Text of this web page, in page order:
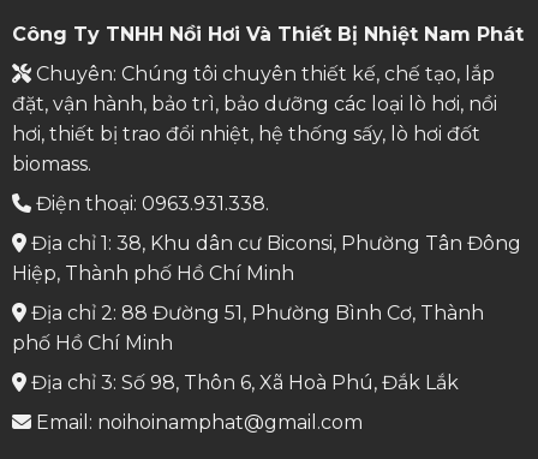
Công Ty TNHH Nồi Hơi Và Thiết Bị Nhiệt Nam Phát
Chuyên: Chúng tôi chuyên thiết kế, chế tạo, lắp
đặt, vận hành, bảo trì, bảo dưỡng các loại lò hơi, nồi
hơi, thiết bị trao đổi nhiệt, hệ thống sấy, lò hơi đốt
biomass.
Điện thoại: 0963.931.338.
Địa chỉ 1: 38, Khu dân cư Biconsi, Phường Tân Đông
Hiệp, Thành phố Hồ Chí Minh
Địa chỉ 2: 88 Đường 51, Phường Bình Cơ, Thành
phố Hồ Chí Minh
Địa chỉ 3: Số 98, Thôn 6, Xã Hoà Phú, Đắk Lắk
Email: noihoinamphat@gmail.com